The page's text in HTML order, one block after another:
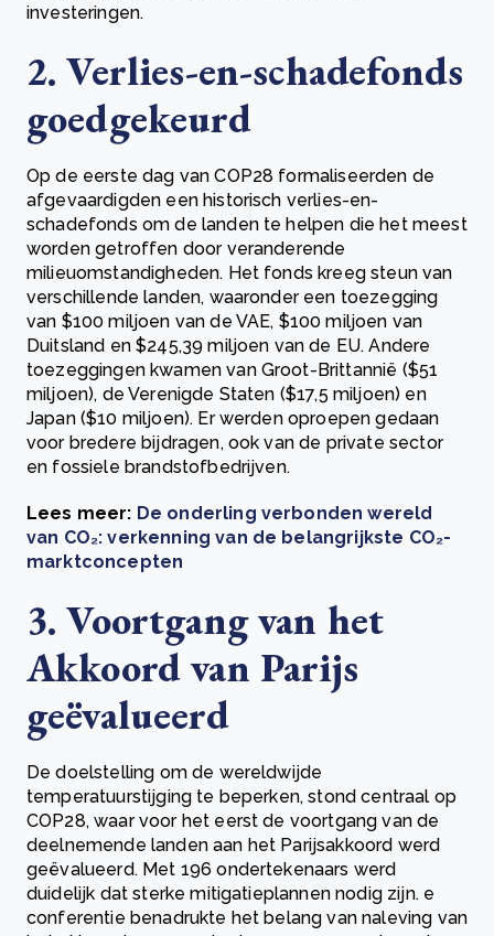
investeringen.
2. Verlies-en-schadefonds
goedgekeurd
Op de eerste dag van COP28 formaliseerden de
afgevaardigden een historisch verlies-en-
schadefonds om de landen te helpen die het meest
worden getroffen door veranderende
milieuomstandigheden. Het fonds kreeg steun van
verschillende landen, waaronder een toezegging
van $100 miljoen van de VAE, $100 miljoen van
Duitsland en $245,39 miljoen van de EU. Andere
toezeggingen kwamen van Groot-Brittannië ($51
miljoen), de Verenigde Staten ($17,5 miljoen) en
Japan ($10 miljoen). Er werden oproepen gedaan
voor bredere bijdragen, ook van de private sector
en fossiele brandstofbedrijven.
Lees meer: De onderling verbonden wereld
van CO₂: verkenning van de belangrijkste CO₂-
marktconcepten
3. Voortgang van het
Akkoord van Parijs
geëvalueerd
De doelstelling om de wereldwijde
temperatuurstijging te beperken, stond centraal op
COP28, waar voor het eerst de voortgang van de
deelnemende landen aan het Parijsakkoord werd
geëvalueerd. Met 196 ondertekenaars werd
duidelijk dat sterke mitigatieplannen nodig zijn. e
conferentie benadrukte het belang van naleving van